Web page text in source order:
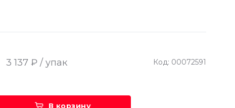
3 137 ₽ / упак Код: 00072591
В корзину